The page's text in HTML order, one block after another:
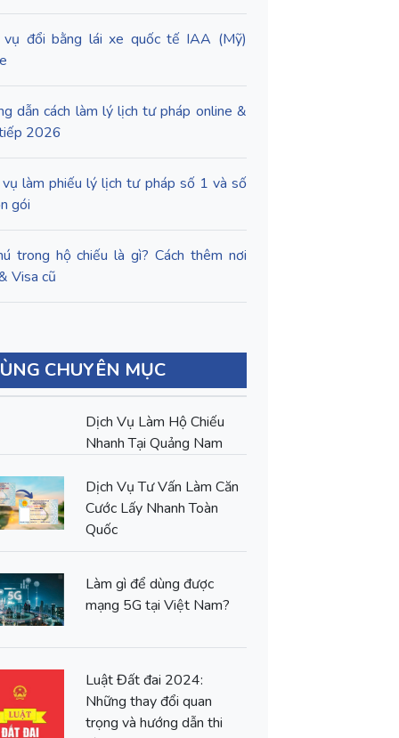
vụ đổi bằng lái xe quốc tế IAA (Mỹ)
dẫn cách làm lý lịch tư pháp online &
2026
làm phiếu lý lịch tư pháp số 1 và số
gói
trong hộ chiếu là gì? Cách thêm nơi
Visa cũ
CHUYÊN MỤC
Dịch Vụ Làm Hộ Chiếu
Nhanh Tại Quảng Nam
Dịch Vụ Tư Vấn Làm Căn
Cước Lấy Nhanh Toàn
Quốc
Làm gì để dùng được
mạng 5G tại Việt Nam?
Luật Đất đai 2024:
Những thay đổi quan
trọng và hướng dẫn thi